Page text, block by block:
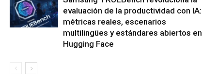
evaluación de la productividad con IA:
métricas reales, escenarios
multilingües y estándares abiertos en
Hugging Face